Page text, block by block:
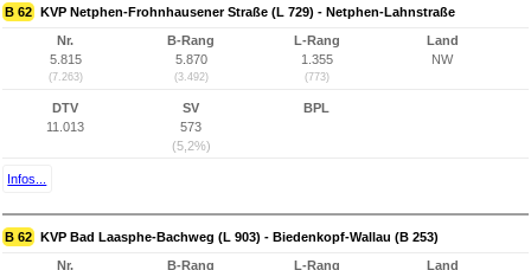
B 62 KVP Netphen-Frohnhausener Straße (L 729) - Netphen-Lahnstraße
Nr.
5.815
(7.263)
B-Rang
5.870
(3.492)
L-Rang
1.355
(773)
Land
NW
DTV
11.013
SV
573
(5,2%)
BPL
Infos...
B 62 KVP Bad Laasphe-Bachweg (L 903) - Biedenkopf-Wallau (B 253)
Nr.
B-Rang
L-Rang
Land